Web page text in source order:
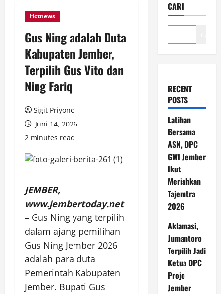
Hotnews
Gus Ning adalah Duta
Kabupaten Jember,
Terpilih Gus Vito dan
Ning Fariq
Sigit Priyono
Juni 14, 2026
2 minutes read
JEMBER,
www.jembertoday.net
– Gus Ning yang terpilih
dalam ajang pemilihan
Gus Ning Jember 2026
adalah para duta
Pemerintah Kabupaten
Jember. Bupati Gus
CARI
RECENT
POSTS
Latihan
Bersama
ASN, DPC
GWI Jember
Ikut
Meriahkan
Tajemtra
2026
Aklamasi,
Jumantoro
Terpilih Jadi
Ketua DPC
Projo
Jember